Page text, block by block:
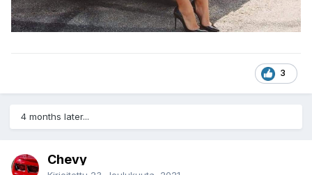
3
4 months later...
Chevy